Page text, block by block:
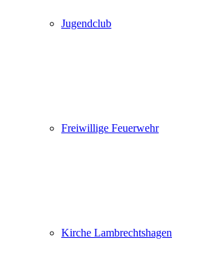
Jugendclub
Freiwillige Feuerwehr
Kirche Lambrechtshagen